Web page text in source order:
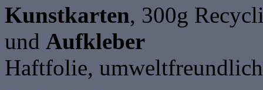
Kunstkarten, 300g
und Aufkleber
Haftfolie,